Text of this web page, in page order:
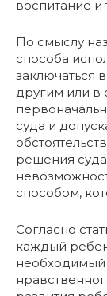
воспитание и
По смыслу
способа
заключаться
другим или
суда и
решения
способом,
Согласно
каждый
необходимый